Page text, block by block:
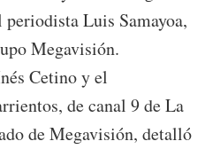
Luis Samayoa,
Megavisión.
Cetino y el
de canal 9 de La
de Megavisión, detalló